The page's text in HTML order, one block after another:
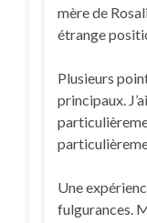
mère de
étrange
Plusieurs
principaux.
Une
fulgurances.